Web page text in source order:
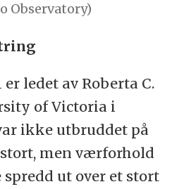
Observatory)
ledet av Roberta C.
of Victoria i
ikke utbruddet på
men værforhold
ut over et stort